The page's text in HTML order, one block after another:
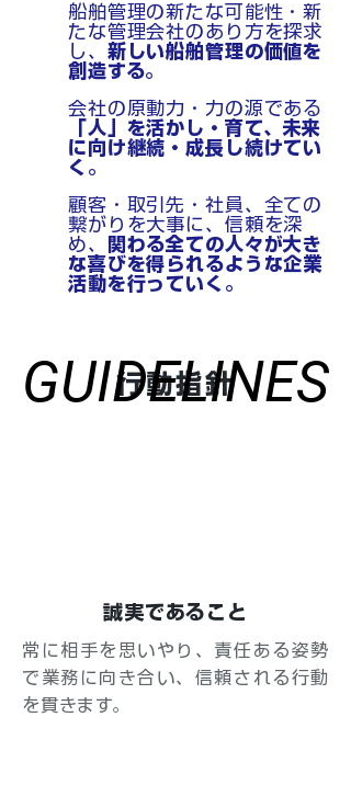
船舶管理の新たな可能性・新
たな管理会社のあり方を探求
し、 新しい船舶管理の価値を
創造する。
会社の原動力・力の源である
「人」を活かし・育て、未来
に向け継続・成長し続けてい
く。
顧客・取引先・社員、全ての
繋がりを大事に、信頼を深
め、
関わる全ての人々が大き
な喜びを得られるような企業
活動を行っていく。
行動指針
GUIDELINES
GUIDELINES
誠実であること
常に相手を思いやり、責任ある姿勢
で業務に向き合い、信頼される行動
を貫きます。